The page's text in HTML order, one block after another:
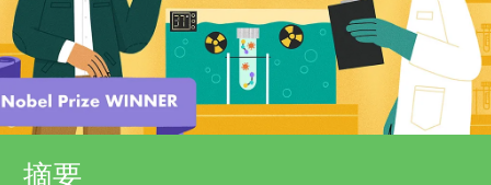
r
Y
o
n
d
r
摘要